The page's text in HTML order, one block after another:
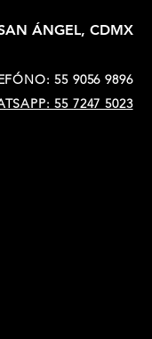
ÁNGEL, CDMX
55 9056 9896
55 7247 5023